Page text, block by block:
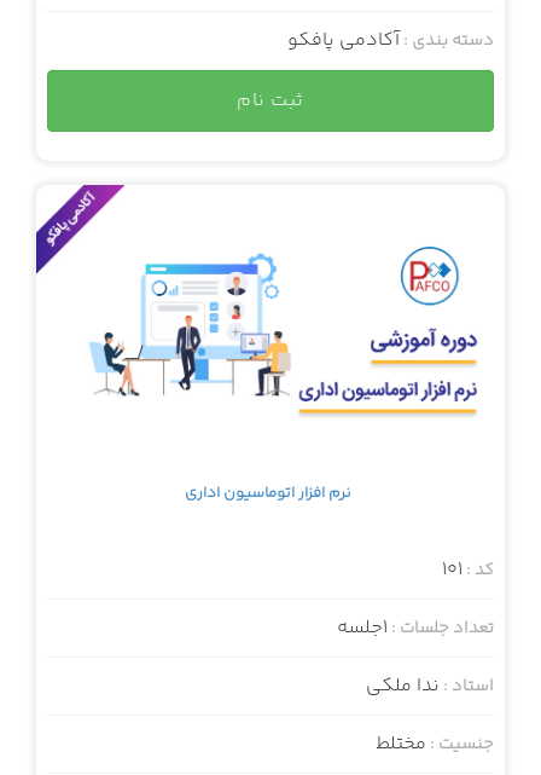
دسته بندی :آکادمی پافکو
ثبت نام
نرم افزار اتوماسیون اداری
کد : 101
تعداد جلسات : 1جلسه
استاد : ندا ملکی
جنسیت : مختلط